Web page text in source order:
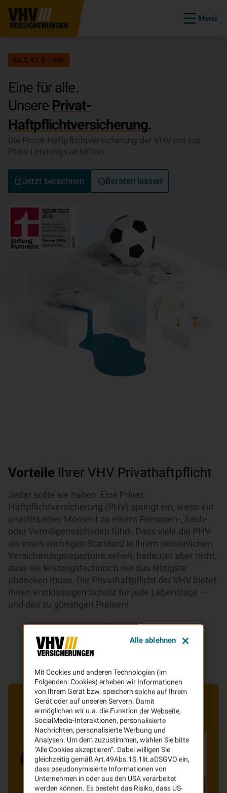
Menü
Ab 3,42 € / mtl.
Eine für alle.
Unsere Privat-
Haftpflichtversicherung.
Die Privat-Haftpflichtversicherung der VHV mit top
Preis-Leistungsverhältnis.
Jetzt berechnen Beraten lassen
Vorteile Ihrer VHV Privathaftpflicht
Jeder sollte sie haben: Eine Privat-
Haftpflichtversicherung (PHV) springt ein, wenn ein
unachtsamer Moment zu einem Personen-, Sach-
oder Vermögensschaden führt. Dass viele die PHV
als einen wichtigen Standard in ihrem persönlichen
Versicherungsrepertoire sehen, bedeutet aber nicht,
dass sie leistungstechnisch nur das Nötigste
abdecken muss. Die Privathaftpflicht der VHV bietet
Ihnen erstklassigen Schutz für jede Lebenslage –
und das zu günstigen Preisen!
Mit Cookies und anderen Technologien (im
Folgenden: Cookies) erheben wir Informationen
von Ihrem Gerät bzw. speichern solche auf Ihrem
Gerät oder auf unseren Servern. Damit
ermöglichen wir u.a. die Funktion der Webseite,
SocialMedia-Interaktionen, personalisierte
Nachrichten, personalisierte Werbung und
Analysen. Um dem zuzustimmen, wählen Sie bitte
"Alle Cookies akzeptieren“. Dabei willigen Sie
gleichzeitig gemäß Art.49Abs.1S.1lit.aDSGVO ein,
dass pseudonymisierte Informationen von
Unternehmen in oder aus den USA verarbeitet
werden können. Es besteht das Risiko, dass US-
Alle ablehnen